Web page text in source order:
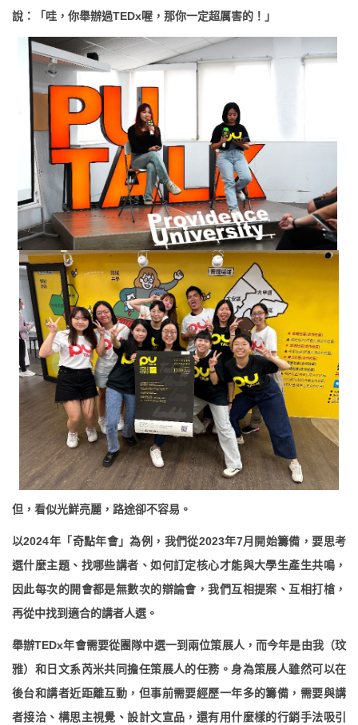
說：「哇，你舉辦過TEDx喔，那你一定超厲害的！」
但，看似光鮮亮麗，路途卻不容易。
以2024年「奇點年會」為例，我們從2023年7月開始籌備，要思考
選什麼主題、找哪些講者、如何訂定核心才能與大學生產生共鳴，
因此每次的開會都是無數次的辯論會，我們互相提案、互相打槍，
再從中找到適合的講者人選。
舉辦TEDx年會需要從團隊中選一到兩位策展人，而今年是由我（玟
雅）和日文系芮米共同擔任策展人的任務。身為策展人雖然可以在
後台和講者近距離互動，但事前需要經歷一年多的籌備，需要與講
者接洽、構思主視覺、設計文宣品，還有用什麼樣的行銷手法吸引